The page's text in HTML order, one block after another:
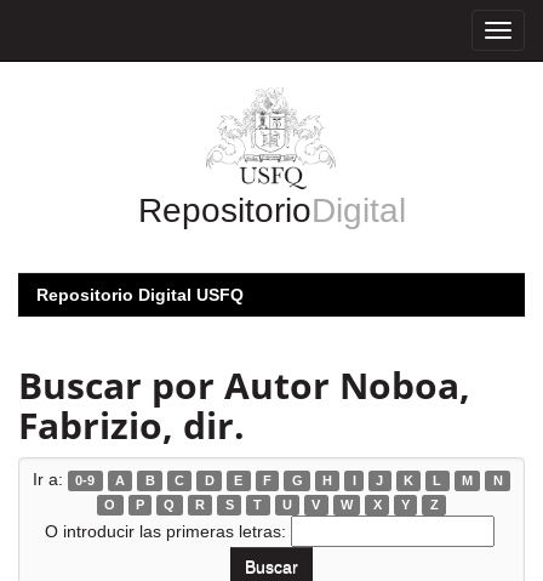
RepositorioDigital
Repositorio Digital USFQ
Buscar por Autor Noboa,
Fabrizio, dir.
Ir a: 0-9 A B C D E F G H I J K L M
N
O
P Q R S T U V W X Y Z
O introducir las primeras letras: